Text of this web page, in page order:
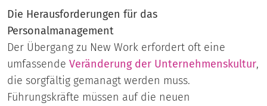
Die Herausforderungen für das
Personalmanagement
Der Übergang zu New Work erfordert oft eine
umfassende Veränderung der Unternehmenskultur,
die sorgfältig gemanagt werden muss.
Führungskräfte müssen auf die neuen